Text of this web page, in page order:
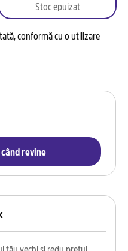
revine
Stoc epuizat
conformă cu o utilizare